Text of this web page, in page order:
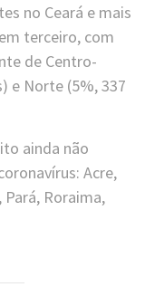
no Ceará e mais
terceiro, com
de Centro-
e Norte (5%, 337
ainda não
Acre,
Roraima,